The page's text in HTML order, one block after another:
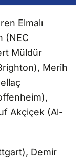
Elmalı
(NEC
Müldür
Merih
Akçiçek (Al-
Demir